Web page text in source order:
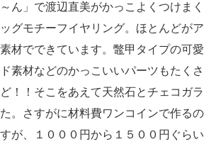
ん」で渡辺直美がかっこよくつけまく
グモチーフイヤリング。ほとんどがア
材でできています。鼈甲タイプの可愛
素材などのかっこいいパーツもたくさ
！！そこをあえて天然石とチェコガラ
。さすがに材料費ワンコインで作るの
が、１０００円から１５００円ぐらい